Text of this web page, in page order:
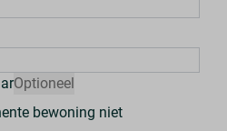
Optioneel
bewoning niet